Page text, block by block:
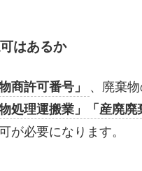
はあるか
商許可番号」
、廃棄
物処理運搬業」「産廃廃
が必要になります。